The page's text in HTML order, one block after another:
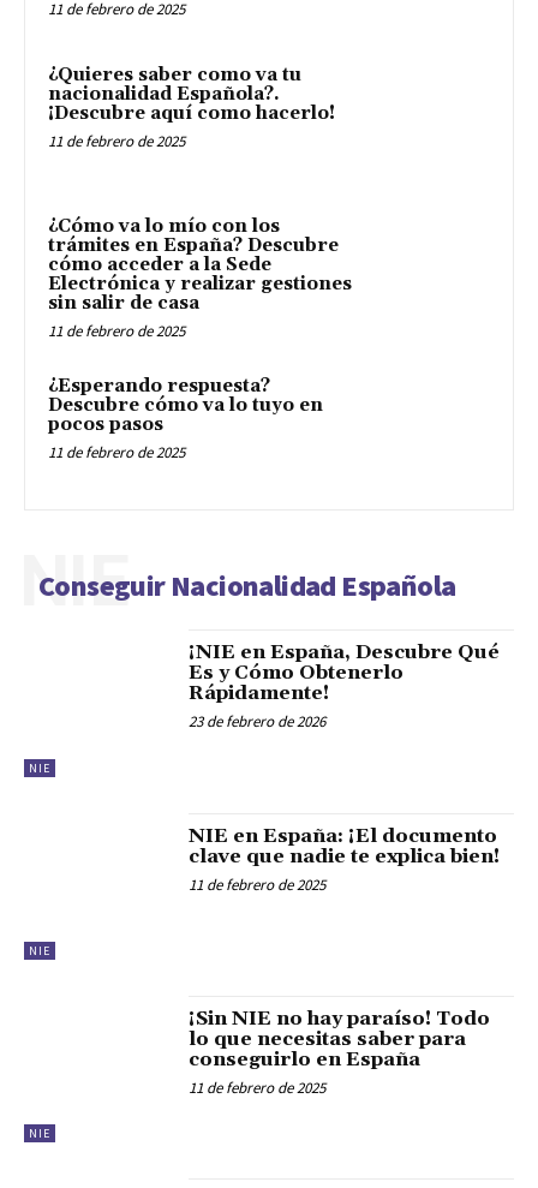
11 de febrero de 2025
¿Quieres saber como va tu
nacionalidad Española?.
¡Descubre aquí como hacerlo!
11 de febrero de 2025
¿Cómo va lo mío con los
trámites en España? Descubre
cómo acceder a la Sede
Electrónica y realizar gestiones
sin salir de casa
11 de febrero de 2025
¿Esperando respuesta?
Descubre cómo va lo tuyo en
pocos pasos
11 de febrero de 2025
Conseguir Nacionalidad Española
NIE
NIE
¡NIE en España, Descubre Qué
Es y Cómo Obtenerlo
Rápidamente!
23 de febrero de 2026
NIE
NIE en España: ¡El documento
clave que nadie te explica bien!
11 de febrero de 2025
NIE
¡Sin NIE no hay paraíso! Todo
lo que necesitas saber para
conseguirlo en España
11 de febrero de 2025